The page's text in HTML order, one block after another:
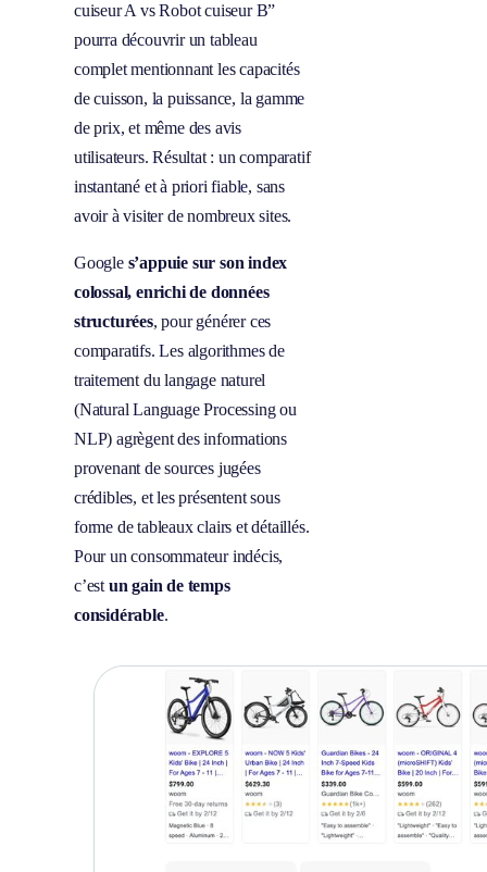
cuiseur A vs Robot cuiseur B”
pourra découvrir un tableau
complet mentionnant les capacités
de cuisson, la puissance, la gamme
de prix, et même des avis
utilisateurs. Résultat : un comparatif
instantané et à priori fiable, sans
avoir à visiter de nombreux sites.
Google s’appuie sur son index
colossal, enrichi de données
structurées, pour générer ces
comparatifs. Les algorithmes de
traitement du langage naturel
(Natural Language Processing ou
NLP) agrègent des informations
provenant de sources jugées
crédibles, et les présentent sous
forme de tableaux clairs et détaillés.
Pour un consommateur indécis,
c’est un gain de temps
considérable.